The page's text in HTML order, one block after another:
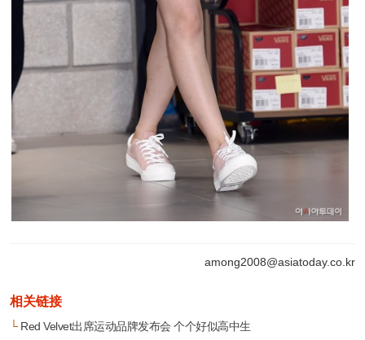
among2008@asiatoday.co.kr
相关链接
└Red Velvet出席运动品牌发布会 个个好似高中生